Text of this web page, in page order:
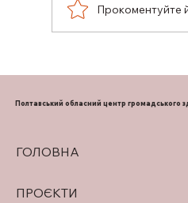
ІМПЛАНТАЦІЇ
Прокоментуйте й
ГОЛОВНА
ПРОЄКТИ
Полтавський обласний центр громадського